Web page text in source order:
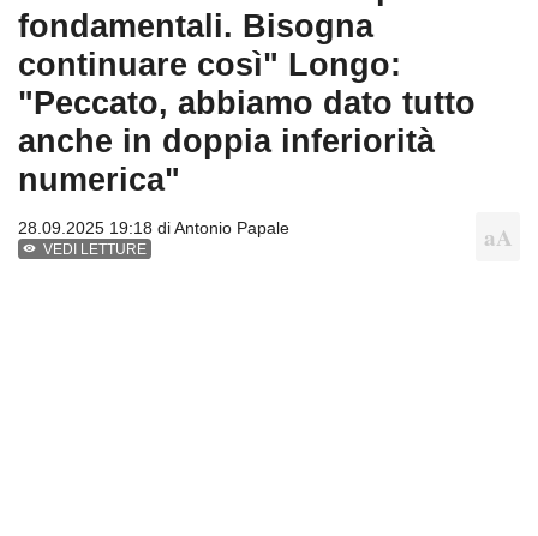
fondamentali. Bisogna
continuare così" Longo:
"Peccato, abbiamo dato tutto
anche in doppia inferiorità
numerica"
28.09.2025 19:18 diAntonio Papale
VEDI LETTURE